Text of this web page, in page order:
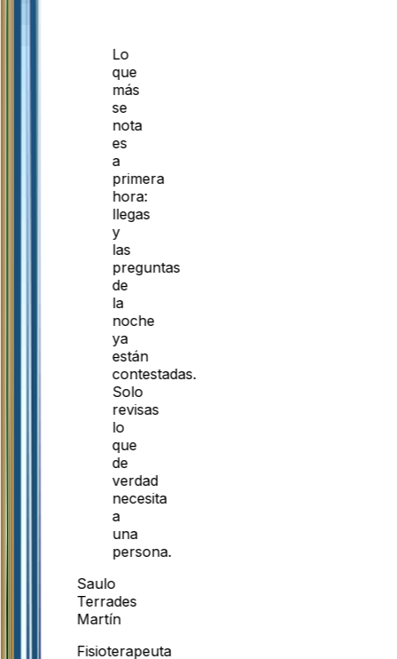
Lo
que
más
se
nota
es
a
primera
hora:
llegas
y
las
preguntas
de
la
noche
ya
están
contestadas.
Solo
revisas
lo
que
de
verdad
necesita
a
una
persona.
Saulo
Terrades
Martín
Fisioterapeuta